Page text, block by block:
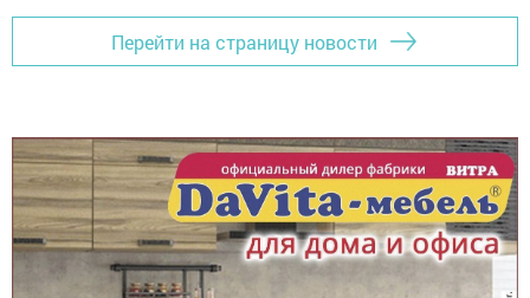
Перейти на страницу новости